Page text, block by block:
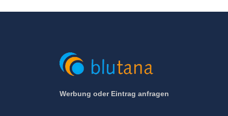
Werbung oder Eintrag anfragen